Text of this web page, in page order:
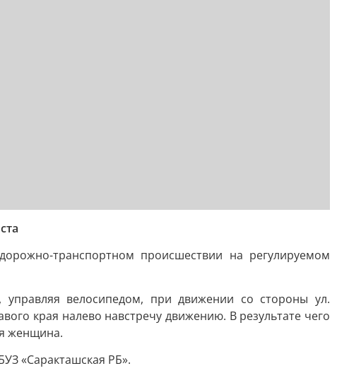
транспортном происшествии на регулируемом
велосипедом, при движении со стороны ул.
края налево навстречу движению. В результате чего
женщина.
«Саракташская РБ».